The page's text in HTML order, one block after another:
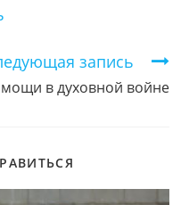
запись
в духовной войне